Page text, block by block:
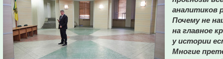
аналитиков
Почему не
на главное
у истории
Многие